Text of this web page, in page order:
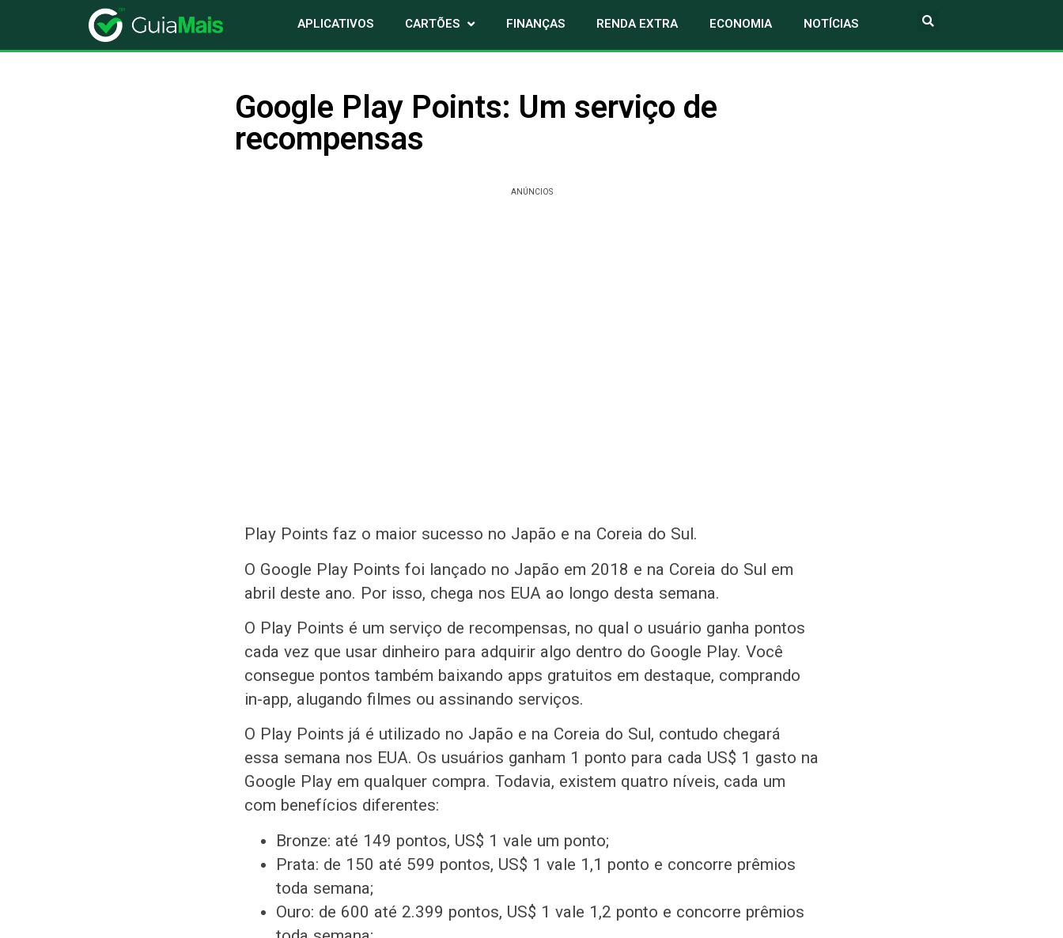
APLICATIVOS CARTÕES FINANÇAS RENDA EXTRA ECONOMIA NOTÍCIAS
Google Play Points: Um serviço de
recompensas
ANÚNCIOS
Play Points faz o maior sucesso no Japão e na Coreia do Sul.
O Google Play Points foi lançado no Japão em 2018 e na Coreia do Sul em
abril deste ano. Por isso, chega nos EUA ao longo desta semana.
O Play Points é um serviço de recompensas, no qual o usuário ganha pontos
cada vez que usar dinheiro para adquirir algo dentro do Google Play. Você
consegue pontos também baixando apps gratuitos em destaque, comprando
in-app, alugando filmes ou assinando serviços.
O Play Points já é utilizado no Japão e na Coreia do Sul, contudo chegará
essa semana nos EUA. Os usuários ganham 1 ponto para cada US$ 1 gasto na
Google Play em qualquer compra. Todavia, existem quatro níveis, cada um
com benefícios diferentes:
Bronze: até 149 pontos, US$ 1 vale um ponto;
Prata: de 150 até 599 pontos, US$ 1 vale 1,1 ponto e concorre prêmios
toda semana;
Ouro: de 600 até 2.399 pontos, US$ 1 vale 1,2 ponto e concorre prêmios